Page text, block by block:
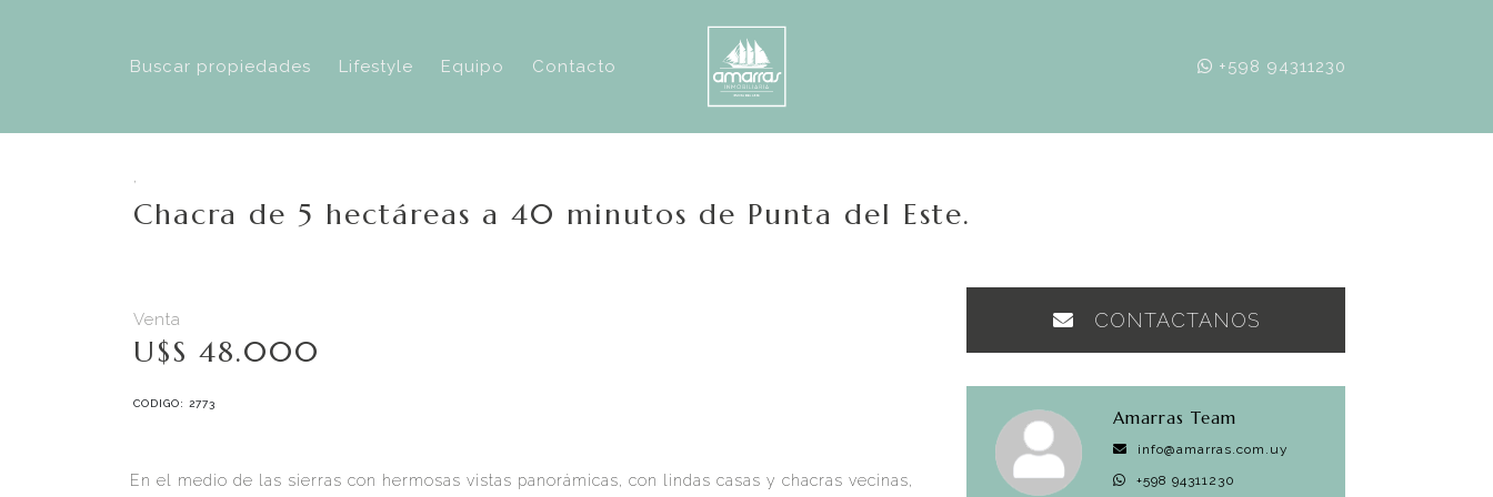
Buscar propiedades Lifestyle Equipo Contacto +598 94311230
,
Chacra de 5 hectáreas a 40 minutos de Punta del Este.
Venta
U$S 48.000
CODIGO: 2773
En el medio de las sierras con hermosas vistas panorámicas, con lindas casas y chacras vecinas,
CONTACTANOS
Amarras Team
info@amarras.com.uy
+598 94311230